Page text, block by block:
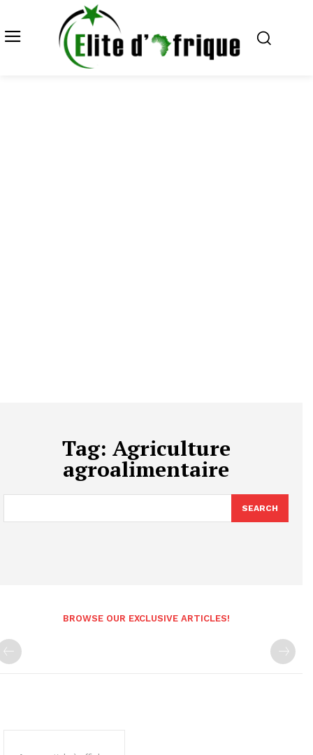
Tag: Agriculture
agroalimentaire
SEARCH
BROWSE OUR EXCLUSIVE ARTICLES!